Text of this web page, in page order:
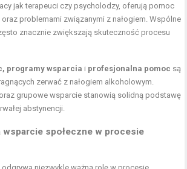
jak terapeuci czy psycholodzy, oferują pomoc
problemami związanymi z nałogiem. Wspólne
znacznie zwiększają skuteczność procesu
programy wsparcia i profesjonalna pomoc są
zerwać z nałogiem alkoholowym.
grupowe wsparcie stanowią solidną podstawę
abstynencji.
wsparcie społeczne w procesie